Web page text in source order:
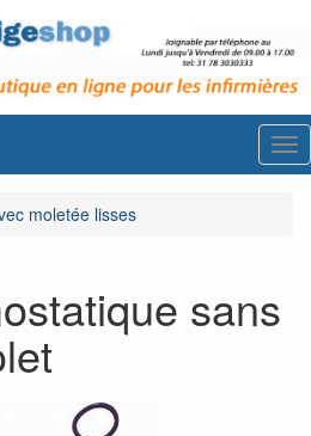
moletée lisses
sans